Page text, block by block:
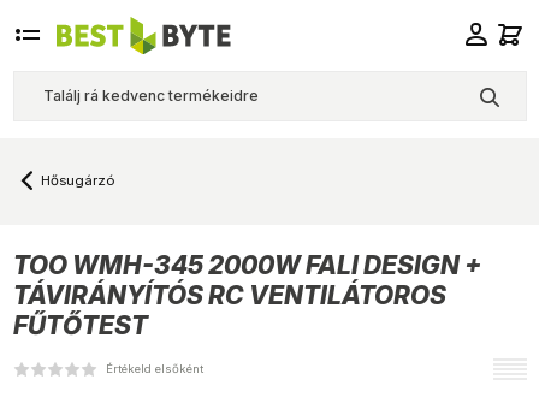
Hősugárzó
TOOWMH-345 2000W FALI DESIGN +
TÁVIRÁNYÍTÓS RC VENTILÁTOROS
FŰTŐTEST
Értékeld elsőként